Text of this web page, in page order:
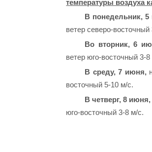
температуры воздуха
В понедельник,
ветер северо-восточный
Во вторник, 6
ветер юго-восточный 3-8
В среду, 7 июня,
восточный 5-10 м/с.
В четверг, 8 июня,
юго-восточный 3-8 м/с.